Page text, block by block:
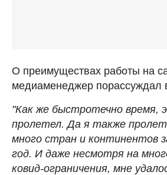
О преимуществах работы на
медиаменеджер порассуждал
"Как же быстротечно время,
пролетел. Да я также
много стран и континентов
год. И даже несмотря на
ковид-ограничения, мне